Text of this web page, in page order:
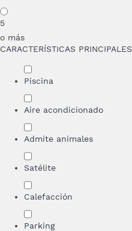
5
o más
CARACTERÍSTICAS PRINCIPALES
Piscina
Aire acondicionado
Admite animales
Satélite
Calefacción
Parking